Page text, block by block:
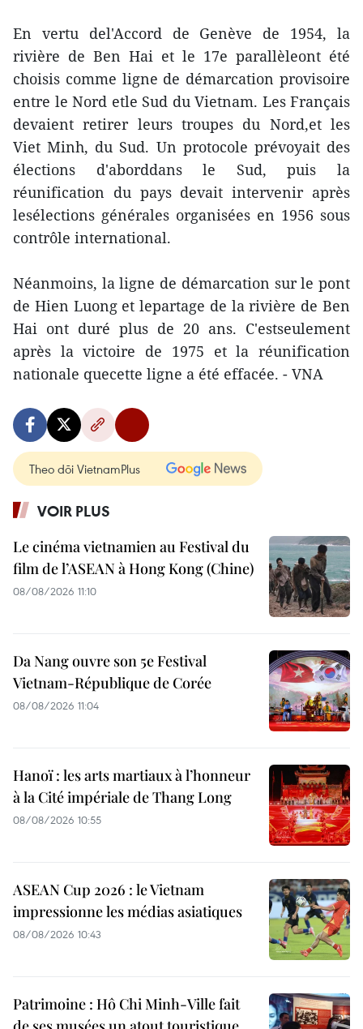
En vertu del'Accord de Genève de 1954, la
rivière de Ben Hai et le 17e parallèleont été
choisis comme ligne de démarcation provisoire
entre le Nord etle Sud du Vietnam. Les Français
devaient retirer leurs troupes du Nord,et les
Viet Minh, du Sud. Un protocole prévoyait des
élections d'aborddans le Sud, puis la
réunification du pays devait intervenir après
lesélections générales organisées en 1956 sous
contrôle international.
Néanmoins, la ligne de démarcation sur le pont
de Hien Luong et lepartage de la rivière de Ben
Hai ont duré plus de 20 ans. C'estseulement
après la victoire de 1975 et la réunification
nationale quecette ligne a été effacée. - VNA
Theo dõi VietnamPlus
VOIR PLUS
Le cinéma vietnamien au Festival du
film de l’ASEAN à Hong Kong (Chine)
08/08/2026 11:10
Da Nang ouvre son 5e Festival
Vietnam-République de Corée
08/08/2026 11:04
Hanoï : les arts martiaux à l’honneur
à la Cité impériale de Thang Long
08/08/2026 10:55
ASEAN Cup 2026 : le Vietnam
impressionne les médias asiatiques
08/08/2026 10:43
Patrimoine : Hô Chi Minh-Ville fait